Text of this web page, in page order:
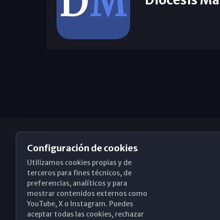
Obispado de Málaga
Santa María, 18-20. 29015 Málaga
Configuración de cookies
Utilizamos cookies propias y de
terceros para fines técnicos, de
preferencias, analíticos y para
mostrar contenidos externos como
YouTube, X o Instagram. Puedes
aceptar todas las cookies, rechazar